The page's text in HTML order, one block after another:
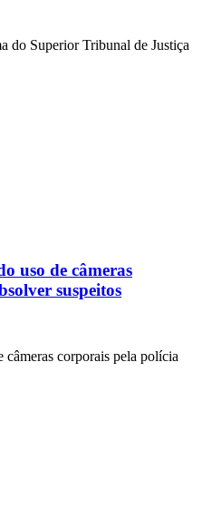
do Superior Tribunal de Justiça
uso de câmeras
suspeitos
corporais pela polícia